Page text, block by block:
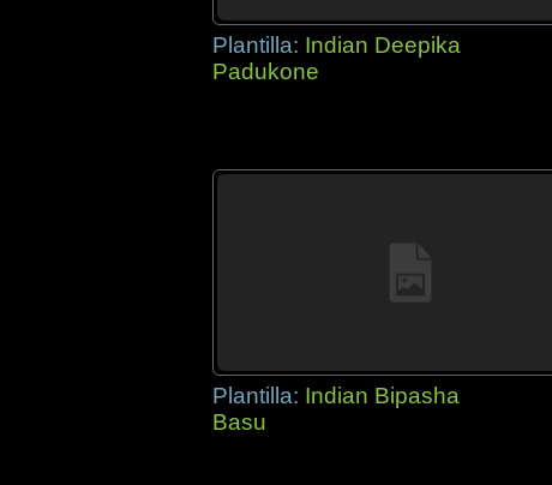
Plantilla: Indian Deepika
Padukone
Plantilla: Indian Bipasha
Basu